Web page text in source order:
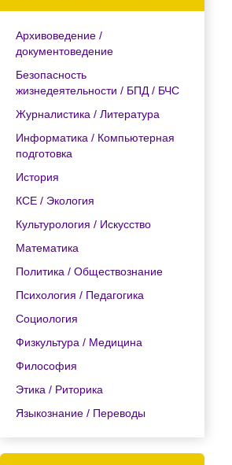
Архивоведение /
документоведение
Безопасность
жизнедеятельности / БПД / БЧС
Журналистика / Литература
Информатика / Компьютерная
подготовка
История
КСЕ / Экология
Культурология / Искусство
Математика
Политика / Обществознание
Психология / Педагогика
Социология
Физкультура / Медицина
Философия
Этика / Риторика
Языкознание / Переводы